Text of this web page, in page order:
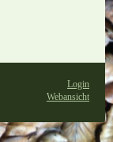
Login
Webansicht